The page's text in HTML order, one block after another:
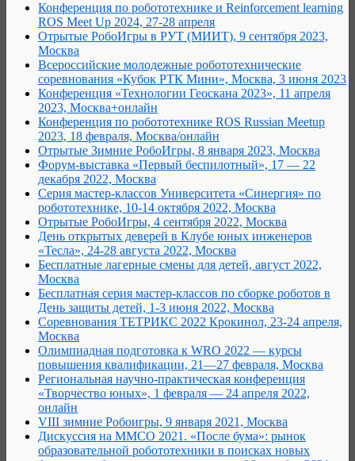
Конференция по робототехнике и Reinforcement learning
ROS Meet Up 2024, 27-28 апреля
Отрытые РобоИгры в РУТ (МИИТ), 9 сентября 2023,
Москва
Всероссийские молодежные робототехнические
соревнования «Кубок РТК Мини», Москва, 3 июня 2023
Конференция «Технологии Геоскана 2023», 11 апреля
2023, Москва+онлайн
Конференция по робототехнике ROS Russian Meetup
2023, 18 февраля, Москва/онлайн
Отрытые Зимние РобоИгры, 8 января 2023, Москва
Форум-выставка «Первый беспилотный», 17 — 22
декабря 2022, Москва
Серия мастер-классов Университета «Синергия» по
робототехнике, 10-14 октября 2022, Москва
Отрытые РобоИгры, 4 сентября 2022, Москва
День открытых деверей в Клубе юных инженеров
«Тесла», 24-28 августа 2022, Москва
Бесплатные лагерные смены для детей, август 2022,
Москва
Бесплатная серия мастер-классов по сборке роботов в
День защиты детей, 1-3 июня 2022, Москва
Соревнования ТЕТРИКС 2022 Крокинол, 23-24 апреля,
Москва
Олимпиадная подготовка к WRO 2022 — курсы
повышения квалификации, 21—27 февраля, Москва
Региональная научно-практическая конференция
«Творчество юных», 1 февраля — 24 апреля 2022,
онлайн
VIII зимние Робоигры, 9 января 2021, Москва
Дискуссия на ММСО 2021. «После бума»: рынок
образовательной робототехники в поисках новых